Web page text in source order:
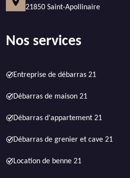
21850 Saint-Apollinaire
Nos services
Entreprise de débarras 21
Débarras de maison 21
Débarras d'appartement 21
Débarras de grenier et cave 21
Location de benne 21